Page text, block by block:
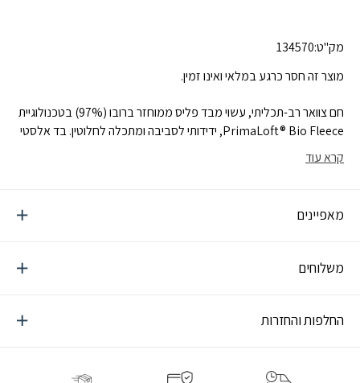
מק"ט:134570
מוצר זה חסר כרגע במלאי ואינו זמין.
חם צוואר רב-תכליתי, עשוי מבד פליס ממוחזר ברובו (97%) בטכנולוגיית
PrimaLoft® Bio Fleece, ידידותי לסביבה ומתכלה לחלוטין. בד אלסטי
הגבוהה של הבד, ניתן ללבוש את הפריט כחם צוואר, כובע, בלקלאווה
קרא עוד
מאפיינים
משלוחים
החלפות והחזרות